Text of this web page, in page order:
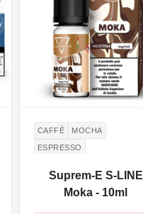
CAFFÈ
MOCHA
ESPRESSO
Suprem-E S-LINE
Moka - 10ml